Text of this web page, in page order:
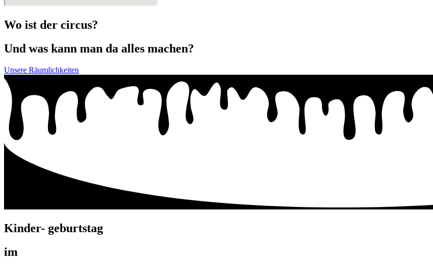
Wo ist der circus?
Und was kann man da alles machen?
Unsere Räumlichkeiten
Kinder- geburtstag
im